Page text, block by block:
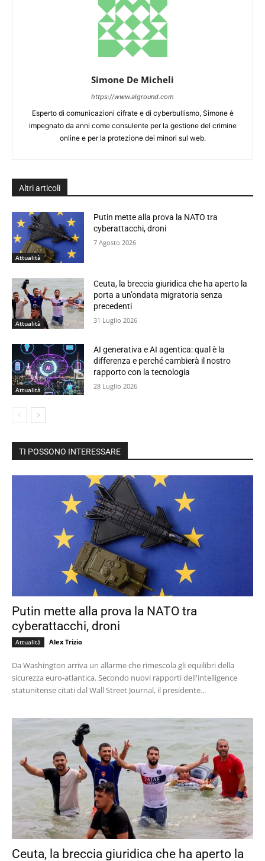
Simone De Micheli
https://www.alground.com
Esperto di comunicazioni cifrate e di cyberbullismo, Simone è
impegnato da anni come consulente per la gestione del crimine
online e per la protezione dei minori sul web.
Altri articoli
Attualità
Putin mette alla prova la NATO tra
cyberattacchi, droni
7 Agosto 2026
Attualità
Ceuta, la breccia giuridica che ha aperto la
porta a un’ondata migratoria senza
precedenti
31 Luglio 2026
Attualità
AI generativa e AI agentica: qual è la
differenza e perché cambierà il nostro
rapporto con la tecnologia
28 Luglio 2026
TI POSSONO INTERESSARE
Putin mette alla prova la NATO tra
cyberattacchi, droni
Attualità Alex Trizio
Da Washington arriva un allarme che rimescola gli equilibri della
sicurezza euro-atlantica. Secondo nuovi rapporti dell'intelligence
statunitense citati dal Wall Street Journal, il presidente...
Ceuta, la breccia giuridica che ha aperto la